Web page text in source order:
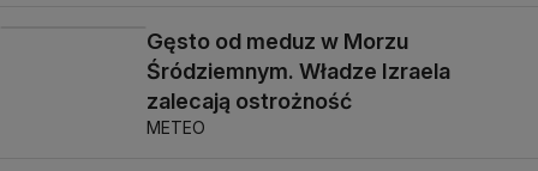
Gęsto od meduz w Morzu
Śródziemnym. Władze Izraela
zalecają ostrożność
METEO